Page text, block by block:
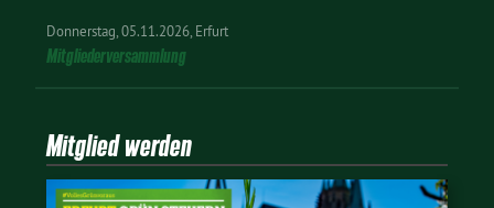
Donnerstag 05.11.2026 Erfurt
Mitgliederversammlung
Mitglied werden